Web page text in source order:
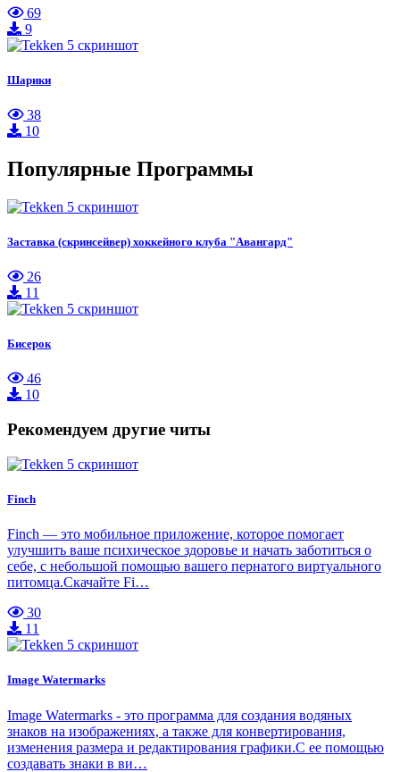
69
9
Шарики
38
10
Популярные Программы
Заставка (скринсейвер) хоккейного клуба "Авангард"
26
11
Бисерок
46
10
Рекомендуем другие читы
Finch
Finch — это мобильное приложение, которое помогает
улучшить ваше психическое здоровье и начать заботиться о
себе, с небольшой помощью вашего пернатого виртуального
питомца.Скачайте Fi…
30
11
Image Watermarks
Image Watermarks - это программа для создания водяных
знаков на изображениях, а также для конвертирования,
изменения размера и редактирования графики.С ее помощью
создавать знаки в ви…